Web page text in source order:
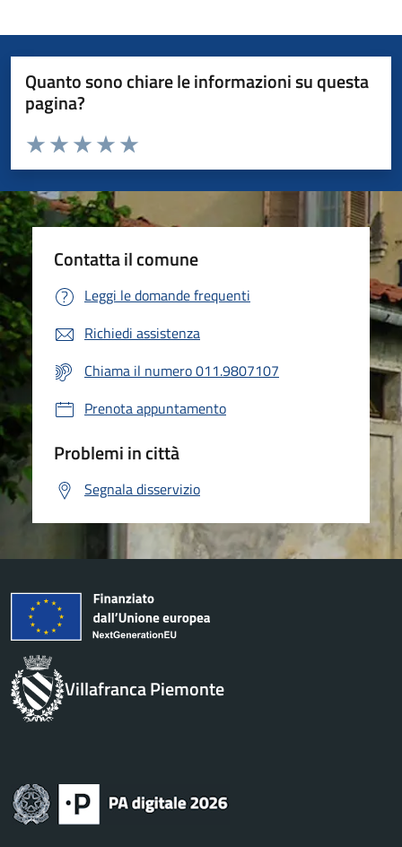
Quanto sono chiare le informazioni su questa
pagina?
Valuta da 1 a 5 stelle la pagina
Valuta 5 stelle su 5
Valuta 4 stelle su 5
Valuta 3 stelle su 5
Valuta 2 stelle su 5
Valuta 1 stelle su 5
Contatta il comune
Leggi le domande frequenti
Richiedi assistenza
Chiama il numero 011.9807107
Prenota appuntamento
Problemi in città
Segnala disservizio
Villafranca Piemonte